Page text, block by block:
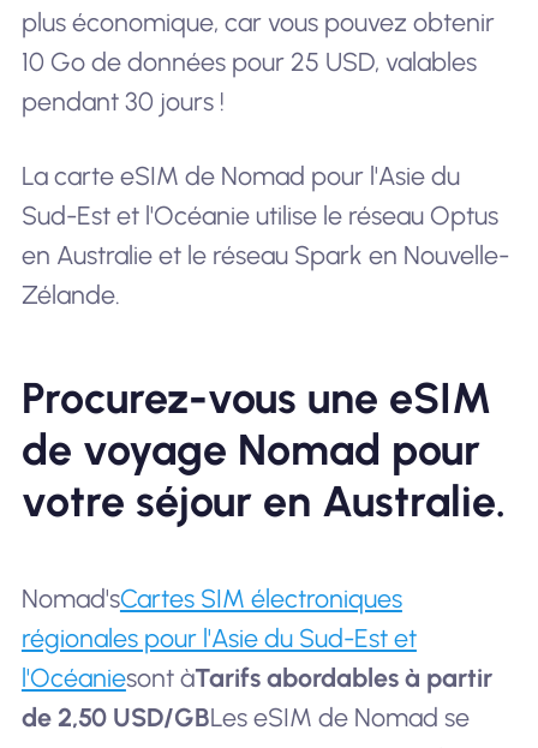
plus économique, car vous pouvez obtenir
10 Go de données pour 25 USD, valables
pendant 30 jours !
La carte eSIM de Nomad pour l'Asie du
Sud-Est et l'Océanie utilise le réseau Optus
en Australie et le réseau Spark en Nouvelle-
Zélande.
Procurez-vous une eSIM
de voyage Nomad pour
votre séjour en Australie.
Nomad'sCartes SIM électroniques
régionales pour l'Asie du Sud-Est et
l'Océaniesont àTarifs abordables à partir
de 2,50 USD/GBLes eSIM de Nomad se